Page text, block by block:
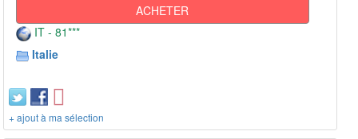
ACHETER
IT - 81***
Italie
+ ajout à ma sélection